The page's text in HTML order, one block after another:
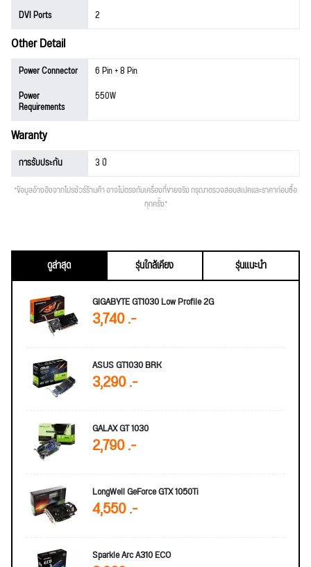
DVI Ports
2
Other Detail
Power Connector
6 Pin + 8 Pin
Power
Requirements
550W
Waranty
การรับประกัน 3 ปี
*ข้อมูลอ้างอิงจากโปรชัวร์ร้านค้า อาจไม่ตรงกับเครื่องที่ขายจริง กรุณาตรวจสอบสเปคและราคาก่อนซื้อ
ทุกครั้ง*
ดูล่าสุด รุ่นใกล้เคียง
รุ่นแนะนำ
GIGABYTE GT1030 Low Profile 2G
3,740 .-
ASUS GT1030 BRK
3,290 .-
GALAX GT 1030
2,790 .-
LongWell GeForce GTX 1050Ti
4,550 .-
Sparkle Arc A310 ECO